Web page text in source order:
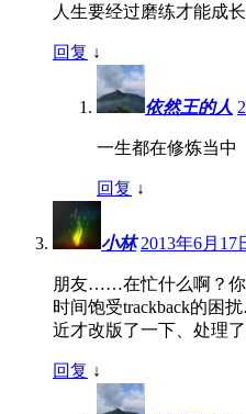
人生要经过磨练才能成长
回复 ↓
依然王的人
一生都在修炼当中
回复 ↓
小林 2013年6月17
朋友……在忙什么啊？你
时间饱受trackback的困
近才改版了一下、处理了
回复 ↓